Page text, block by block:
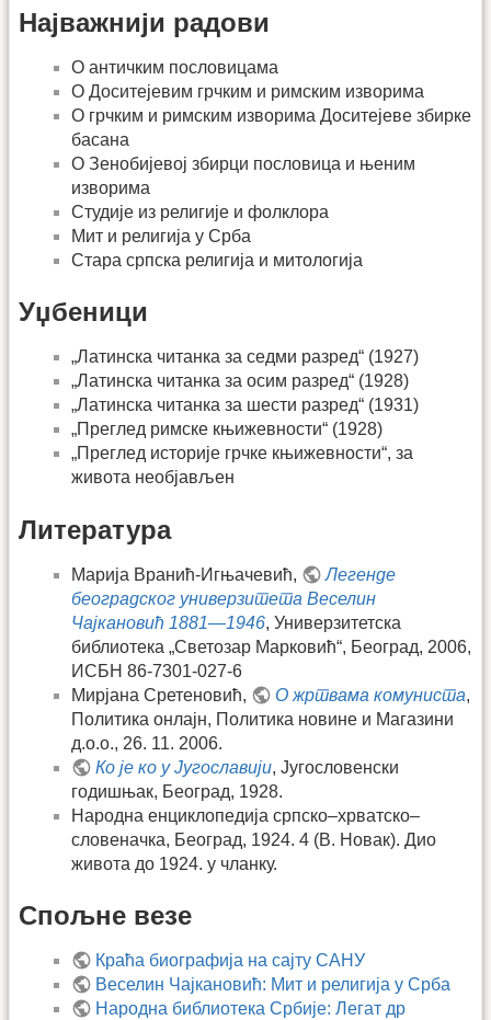
Најважнији радови
О античким пословицама
О Доситејевим грчким и римским изворима
О грчким и римским изворима Доситејеве збирке
басана
О Зенобијевој збирци пословица и њеним
изворима
Студије из религије и фолклора
Мит и религија у Срба
Стара српска религија и митологија
Уџбеници
„Латинска читанка за седми разред“ (1927)
„Латинска читанка за осим разред“ (1928)
„Латинска читанка за шести разред“ (1931)
„Преглед римске књижевности“ (1928)
„Преглед историје грчке књижевности“, за
живота необјављен
Литература
Марија Вранић-Игњачевић,
Легенде
београдског универзитета Веселин
Чајкановић 1881—1946, Универзитетска
библиотека „Светозар Марковић“, Београд, 2006,
ИСБН 86-7301-027-6
Мирјана Сретеновић,
О жртвама комуниста,
Политика онлајн, Политика новине и Магазини
д.о.о., 26. 11. 2006.
Ко је ко у Југославији, Југословенски
годишњак, Београд, 1928.
Народна енциклопедија српско–хрватско–
словеначка, Београд, 1924. 4 (В. Новак). Дио
живота до 1924. у чланку.
Спољне везе
Краћа биографија на сајту САНУ
Веселин Чајкановић: Мит и религија у Срба
Народна библиотека Србије: Легат др